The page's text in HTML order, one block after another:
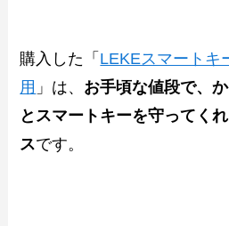
購入した「 LEKEスマートキ
用 」は、 お手頃な値段で、
とスマートキーを守ってく
スです。